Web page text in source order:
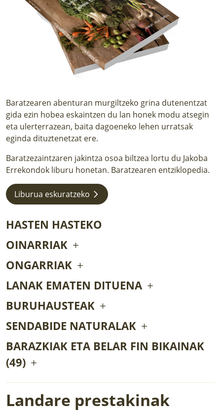
LURRAREN AGENDA
Baratzearen abenturan murgiltzeko grina dutenentzat
gida ezin hobea eskaintzen du lan honek modu atsegin
eta ulerterrazean, baita dagoeneko lehen urratsak
eginda dituztenetzat ere.
Baratzezaintzaren jakintza osoa biltzea lortu du Jakoba
Errekondok liburu honetan. Baratzearen entziklopedia.
Liburua eskuratzeko
HASTEN HASTEKO
OINARRIAK
ONGARRIAK
LANAK EMATEN DITUENA
BURUHAUSTEAK
SENDABIDE NATURALAK
BARAZKIAK ETA BELAR FIN BIKAINAK
(49)
Landare prestakinak